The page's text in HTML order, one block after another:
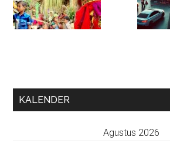
KALENDER
Agustus 2026